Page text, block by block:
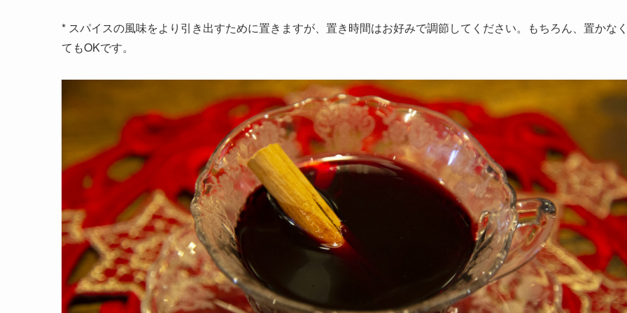
* スパイスの風味をより引き出すために置きますが、置き時間はお好みで調節してください。もちろん、置かな
てもOKです。